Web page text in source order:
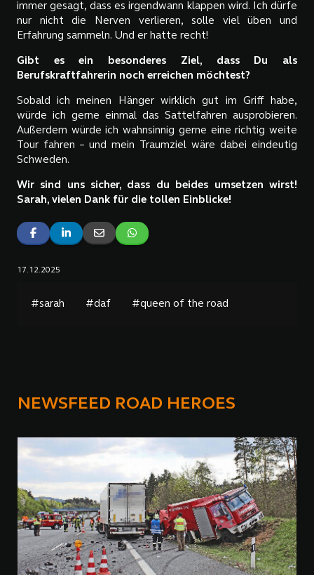
immer gesagt, dass es irgendwann klappen wird. Ich dürfe
nur nicht die Nerven verlieren, solle viel üben und
Erfahrung sammeln. Und er hatte recht!
Gibt es ein besonderes Ziel, dass Du als
Berufskraftfahrerin noch erreichen möchtest?
Sobald ich meinen Hänger wirklich gut im Griff habe,
würde ich gerne einmal das Sattelfahren ausprobieren.
Außerdem würde ich wahnsinnig gerne eine richtig weite
Tour fahren – und mein Traumziel wäre dabei eindeutig
Schweden.
Wir sind uns sicher, dass du beides umsetzen wirst!
Sarah, vielen Dank für die tollen Einblicke!
17.12.2025
#sarah #daf #queen of the road
NEWSFEED ROAD HEROES